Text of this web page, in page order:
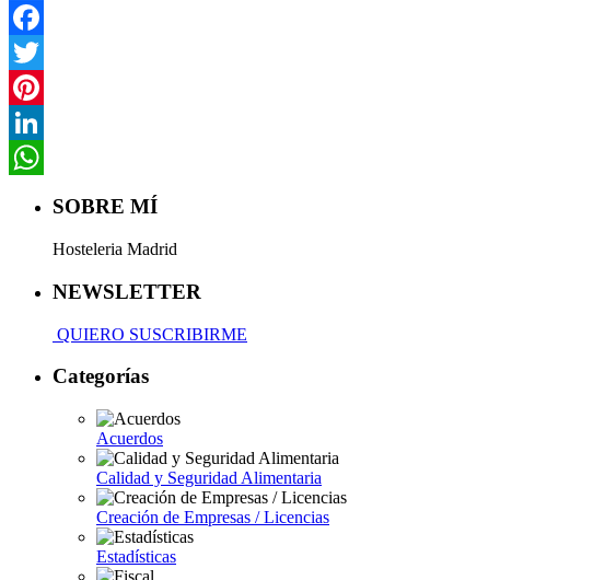
Facebook
Twitter
Pinterest
LinkedIn
SOBRE MÍ
Hosteleria Madrid
NEWSLETTER
QUIERO SUSCRIBIRME
Categorías
Acuerdos
Calidad y Seguridad Alimentaria
Creación de Empresas / Licencias
Estadísticas